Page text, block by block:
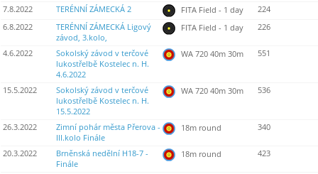
7.8.2022 TERÉNNÍ ZÁMECKÁ 2 FITA Field - 1 day
224
6.8.2022
TERÉNNÍ ZÁMECKÁ Ligový
závod, 3.kolo,
FITA Field - 1 day 226
4.6.2022
Sokolský závod v terčové
lukostřelbě Kostelec n. H.
4.6.2022
WA 720 40m 30m 551
15.5.2022
Sokolský závod v terčové
lukostřelbě Kostelec n. H.
15.5.2022
WA 720 40m 30m 536
26.3.2022
Zimní pohár města Přerova -
III.kolo Finále
18m round 340
20.3.2022
Brněnská nedělní H18-7 -
Finále
18m round 423